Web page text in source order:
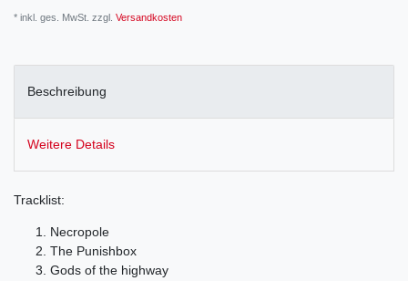
* inkl. ges. MwSt. zzgl. Versandkosten
Beschreibung
Weitere Details
Tracklist:
Necropole
The Punishbox
Gods of the highway